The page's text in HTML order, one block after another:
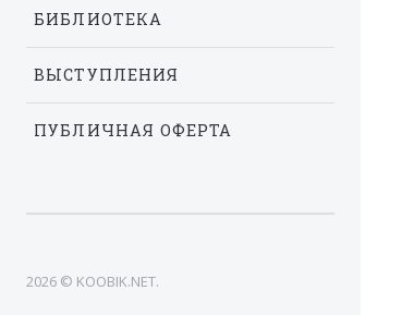
БИБЛИОТЕКА
ВЫСТУПЛЕНИЯ
ПУБЛИЧНАЯ ОФЕРТА
2026 © KOOBIK.NET.